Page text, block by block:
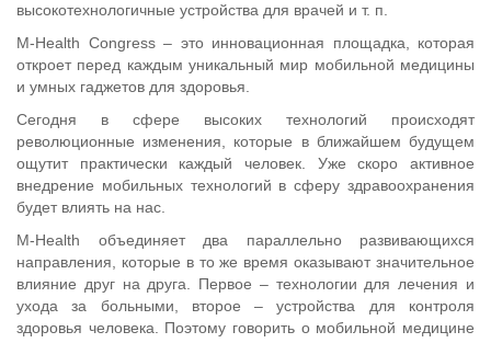
высокотехнологичные устройства для врачей и т. п.
M-Health Congress – это инновационная площадка, которая
откроет перед каждым уникальный мир мобильной медицины
и умных гаджетов для здоровья.
Сегодня в сфере высоких технологий происходят
революционные изменения, которые в ближайшем будущем
ощутит практически каждый человек. Уже скоро активное
внедрение мобильных технологий в сферу здравоохранения
будет влиять на нас.
M-Health объединяет два параллельно развивающихся
направления, которые в то же время оказывают значительное
влияние друг на друга. Первое – технологии для лечения и
ухода за больными, второе – устройства для контроля
здоровья человека. Поэтому говорить о мобильной медицине